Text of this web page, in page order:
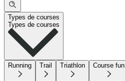
Types de courses
Types de courses
Running Trail Triathlon Course fun